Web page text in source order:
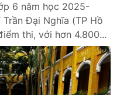
6 năm học 2025-
Đại Nghĩa (TP Hồ
thi, với hơn 4.800...